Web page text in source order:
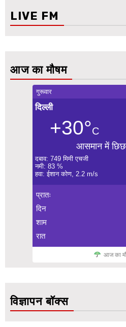
LIVE FM
आज का मौषम
गुरूवार
दिल्ली
+30°C
आसमान में
दबाव: 749 मिमी एचजी
नमी: 83 %
हवा: ईशान कोण, 2.2 m/s
प्रातः
दिन
शाम
रात
आज का
विज्ञापन बॉक्स